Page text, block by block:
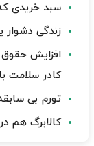
سبد خریدی
زندگی
افزایش حقوق
کادر سلامت
تورم بی
کالابرگ هم